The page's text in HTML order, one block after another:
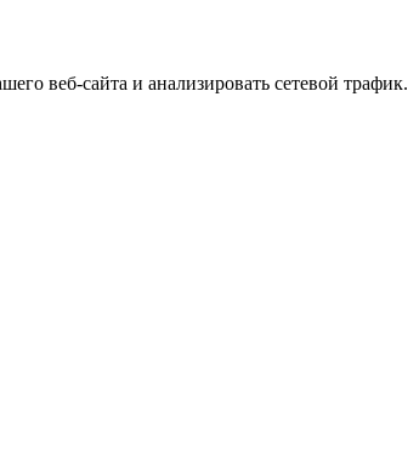
веб-сайта и анализировать сетевой трафик.